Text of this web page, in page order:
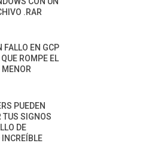
.RAR
FALLO EN GCP
ROMPE EL
MENOR
PUEDEN
TUS SIGNOS
DE